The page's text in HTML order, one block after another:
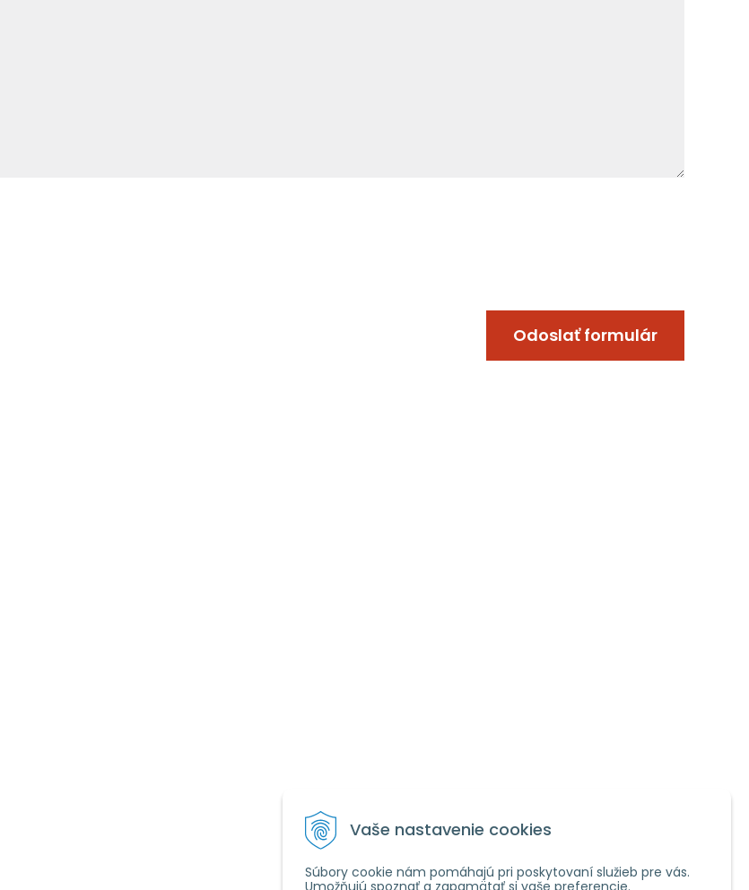
Vaše nastavenie cookies
Súbory cookie nám pomáhajú pri poskytovaní služieb pre vás.
Umožňujú spoznať a zapamätať si vaše preferencie.